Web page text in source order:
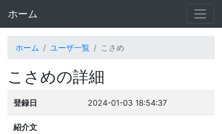
ホーム
ホーム ユーザ一覧 こさめ
こさめの詳細
登録日 2024-01-03 18:54:37
紹介文